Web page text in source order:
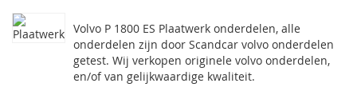
Volvo P 1800 ES Plaatwerk onderdelen, alle
onderdelen zijn door Scandcar volvo onderdelen
getest. Wij verkopen originele volvo onderdelen,
en/of van gelijkwaardige kwaliteit.